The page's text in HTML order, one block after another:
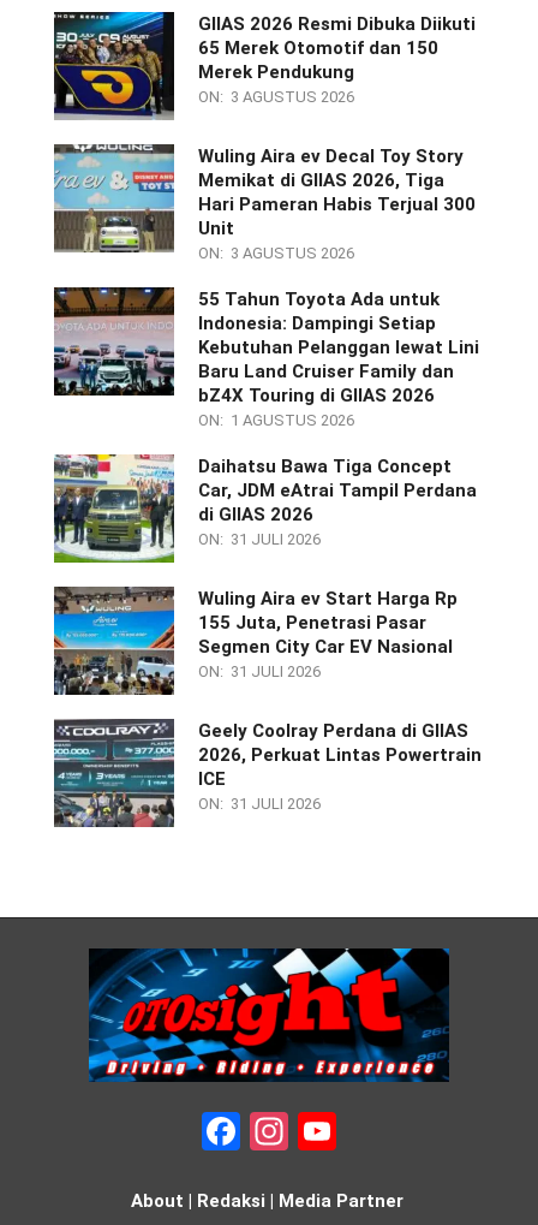
GIIAS 2026 Resmi Dibuka Diikuti
65 Merek Otomotif dan 150
Merek Pendukung
ON: 3 AGUSTUS 2026
Wuling Aira ev Decal Toy Story
Memikat di GIIAS 2026, Tiga
Hari Pameran Habis Terjual 300
Unit
ON: 3 AGUSTUS 2026
55 Tahun Toyota Ada untuk
Indonesia: Dampingi Setiap
Kebutuhan Pelanggan lewat Lini
Baru Land Cruiser Family dan
bZ4X Touring di GIIAS 2026
ON: 1 AGUSTUS 2026
Daihatsu Bawa Tiga Concept
Car, JDM eAtrai Tampil Perdana
di GIIAS 2026
ON: 31 JULI 2026
Wuling Aira ev Start Harga Rp
155 Juta, Penetrasi Pasar
Segmen City Car EV Nasional
ON: 31 JULI 2026
Geely Coolray Perdana di GIIAS
2026, Perkuat Lintas Powertrain
ICE
ON: 31 JULI 2026
Facebook
Instagram
About | Redaksi | Media Partner